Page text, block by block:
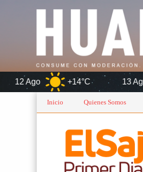
+14°C 13 Ago +14°C
Inicio Quienes Somos